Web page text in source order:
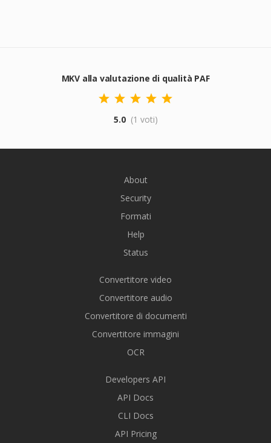
MKV alla valutazione di qualità PAF
5.0 (1 voti)
About
Security
Formati
Help
Status
Convertitore video
Convertitore audio
Convertitore di documenti
Convertitore immagini
OCR
Developers API
API Docs
CLI Docs
API Pricing